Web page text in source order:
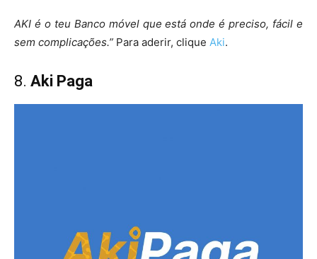
AKI é o teu Banco móvel que está onde é preciso, fácil e
sem complicações.” Para aderir, clique Aki.
8. Aki Paga